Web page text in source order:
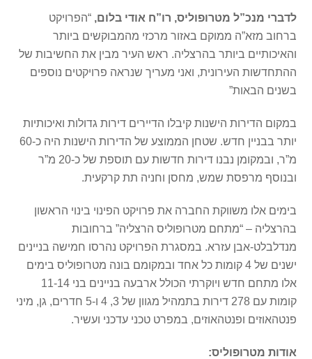
לדברי מנכ”ל מטרופוליס, רו”ח אודי בלום,“הפרויקט
ברחוב מזא”ה ממוקם באזור מרכזי מהמבוקשים ביותר
והאיכותיים ביותר בהרצליה. ראש העיר מבין את החשיבות של
ההתחדשות העירונית, ואני מעריך שנראה פרויקטים נוספים
בשנים הבאות”
במקום הדירות הישנות קיבלו הדיירים דירות גדולות ואיכותיות
יותר בבניין חדש. שטחן הממוצע של הדירות הישנות היה כ-60
מ”ר, ובמקומן נבנו דירות חדשות עם תוספת של כ-20 מ”ר
ובנוסף מרפסת שמש, מחסן וחניה תת קרקעית.
בימים אלו משווקת החברה את פרויקט הפינוי בינוי הראשון
בהרצליה – “מתחם מטרופוליס הרצליה” ברחובות
מנדלבלט-אבן עזרא. במסגרת הפרויקט נהרסו חמישה בניינים
ישנים של 4 קומות כל אחד ובמקומם בונה מטרופוליס בימים
אלו מתחם חדש ויוקרתי הכולל ארבעה בניינים בני 11-14
קומות עם 278 דירות בתמהיל מגוון של 3, 4 ו-5 חדרים, גן, מיני
פנטהאוזים ופנטהאוזים, במפרט טכני עדכני ועשיר.
אודות מטרופוליס: